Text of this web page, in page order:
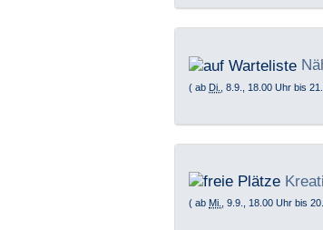
( ab Di. , 8.9., 18.00 Uhr bis
( ab Mi. , 9.9., 18.00 Uhr bis